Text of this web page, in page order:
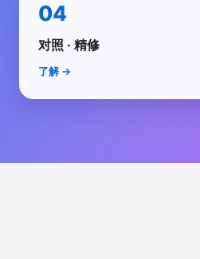
04
对照 · 精修
了解→